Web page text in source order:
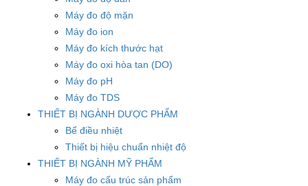
Máy đo độ mặn
Máy đo ion
Máy đo kích thước hạt
Máy đo oxi hòa tan (DO)
Máy đo pH
Máy đo TDS
THIẾT BỊ NGÀNH DƯỢC PHẨM
Bể điều nhiệt
Thiết bị hiệu chuẩn nhiệt độ
THIẾT BỊ NGÀNH MỸ PHẨM
Máy đo cấu trúc sản phẩm